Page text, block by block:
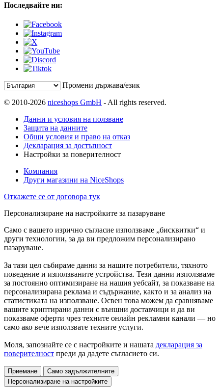
Последвайте ни:
Промени държава/език
© 2010-2026 niceshops GmbH - All rights reserved.
Данни и условия на ползване
Защита на данните
Общи условия и право на отказ
Декларация за достъпност
Настройки за поверителност
Компания
Други магазини на NiceShops
Откажете се от договора тук
Персонализиране на настройките за пазаруване
Само с вашето изрично съгласие използваме „бисквитки“ и
други технологии, за да ви предложим персонализирано
пазаруване.
За тази цел събираме данни за нашите потребители, тяхното
поведение и използваните устройства. Тези данни използваме
за постоянно оптимизиране на нашия уебсайт, за показване на
персонализирана реклама и съдържание, както и за анализ на
статистиката на използване. Освен това можем да сравняваме
вашите криптирани данни с външни доставчици и да ви
показваме оферти чрез техните онлайн рекламни канали — но
само ако вече използвате техните услуги.
Моля, запознайте се с настройките и нашата декларация за
поверителност преди да дадете съгласието си.
Приемане
Само задължителните
Персонализиране на настройките